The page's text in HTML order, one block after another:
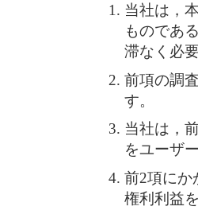
当社は，
ものであ
滞なく必
前項の調
す。
当社は，
をユーザ
前2項にか
権利利益